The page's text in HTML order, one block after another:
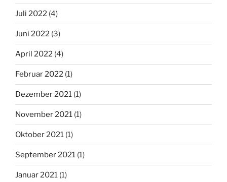
Juli 2022 (4)
Juni 2022 (3)
April 2022 (4)
Februar 2022 (1)
Dezember 2021 (1)
November 2021 (1)
Oktober 2021 (1)
September 2021 (1)
Januar 2021 (1)